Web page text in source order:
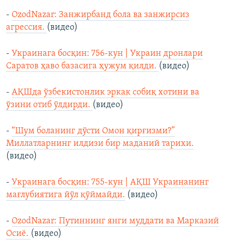
- OzodNazar: Занжирбанд бола ва занжирсиз
агрессия. (видео)
- Украинага босқин: 756-кун | Украин дронлари
Саратов ҳаво базасига ҳужум қилди. (видео)
- АҚШда ўзбекистонлик эркак собиқ хотини ва
ўзини отиб ўлдирди. (видео)
- “Шум боланинг дўсти Омон қирғизми?”
Миллатларнинг илдизи бир маданий тарихи.
(видео)
- Украинага босқин: 755-кун | АҚШ Украинанинг
мағлубиятига йўл қўймайди. (видео)
- OzodNazar: Путиннинг янги муддати ва Марказий
Осиё. (видео)